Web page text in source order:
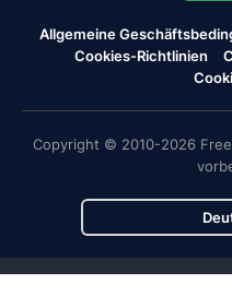
Allgemeine
Cookies-Richtlinien
Copyright © 2010-2026